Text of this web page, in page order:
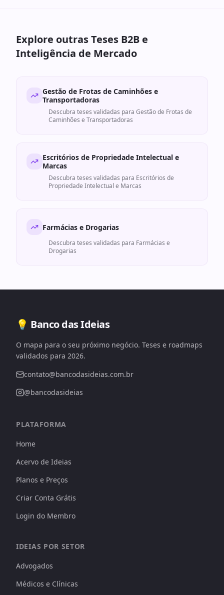
Explore outras Teses B2B e
Inteligência de Mercado
Gestão de Frotas de Caminhões e
Transportadoras
Descubra teses validadas para Gestão de Frotas de
Caminhões e Transportadoras
Escritórios de Propriedade Intelectual e
Marcas
Descubra teses validadas para Escritórios de
Propriedade Intelectual e Marcas
Farmácias e Drogarias
Descubra teses validadas para Farmácias e
Drogarias
💡 Banco das Ideias
O mapa para o seu próximo negócio. Teses e roadmaps
validados para 2026.
contato@bancodasideias.com.br
@bancodasideias
PLATAFORMA
Home
Acervo de Ideias
Planos e Preços
Criar Conta Grátis
Login do Membro
IDEIAS POR SETOR
Advogados
Médicos e Clínicas